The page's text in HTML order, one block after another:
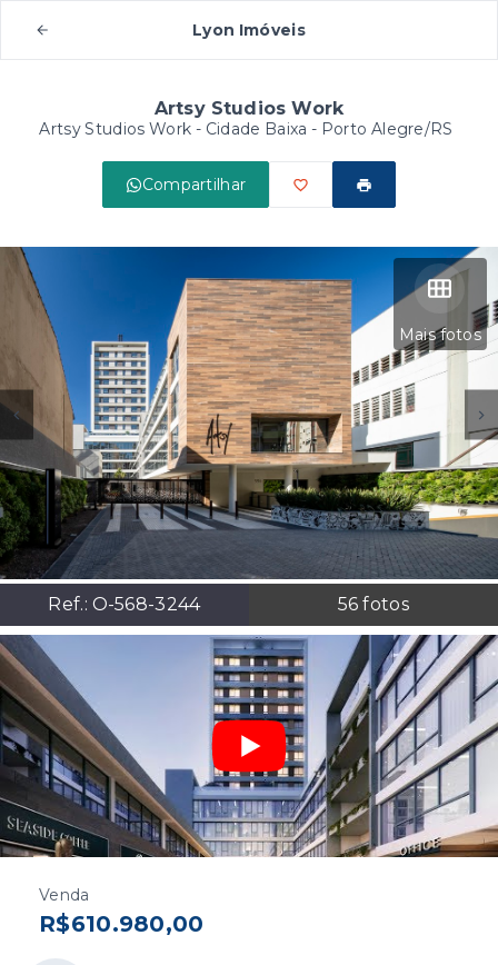
Lyon Imóveis
Artsy Studios Work
Artsy Studios Work - Cidade Baixa - Porto Alegre/RS
Compartilhar
Mais fotos
Ref.: O-568-3244 56 fotos
Venda
R$610.980,00